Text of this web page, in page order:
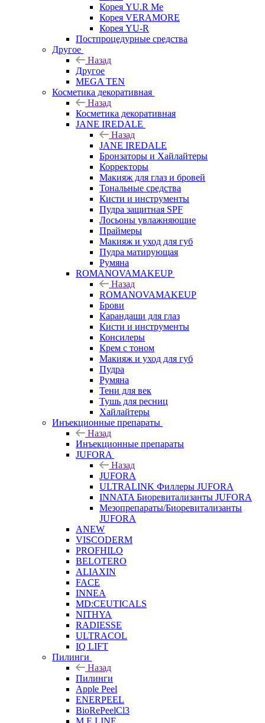
Корея YU.R Me
Корея VERAMORE
Корея YU-R
Постпроцедурные средства
Другое
Назад
Другое
MEGA TEN
Косметика декоративная
Назад
Косметика декоративная
JANE IREDALE
Назад
JANE IREDALE
Бронзаторы и Хайлайтеры
Корректоры
Макияж для глаз и бровей
Тональные средства
Кисти и инструменты
Пудра защитная SPF
Лосьоны увлажняющие
Праймеры
Макияж и уход для губ
Пудра матирующая
Румяна
ROMANOVAMAKEUP
Назад
ROMANOVAMAKEUP
Брови
Карандаши для глаз
Кисти и инструменты
Консилеры
Крем с тоном
Макияж и уход для губ
Пудра
Румяна
Тени для век
Тушь для ресниц
Хайлайтеры
Инъекционные препараты
Назад
Инъекционные препараты
JUFORA
Назад
JUFORA
ULTRALINK Филлеры JUFORA
INNATA Биоревитализанты JUFORA
Мезопрепараты/Биоревитализанты
JUFORA
ANEW
VISCODERM
PROFHILO
BELOTERO
ALIAXIN
FACE
INNEA
MD:CEUTICALS
NITHYA
RADIESSE
ULTRACOL
IQ LIFT
Пилинги
Назад
Пилинги
Apple Peel
ENERPEEL
BioRePeelCl3
M.E.LINE